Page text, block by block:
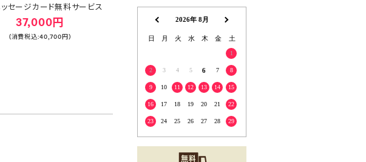
ッセージカード無料サービス
37,000円
(消費税込:40,700円)